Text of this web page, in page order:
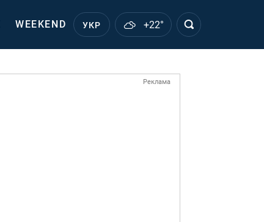
WEEKEND УКР +22°
Реклама